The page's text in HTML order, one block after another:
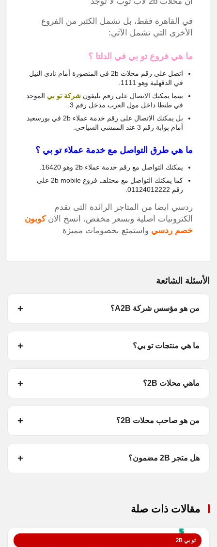
في القاهرة فقط، بل تشمل الكثير من الفروع
الأخرى التي تشمل الآتي:
ما هي فروع تو بي في الدلتا ؟
اتصل على رقم محلات 2b في المنصورة أمام نادي النيل
في الدقهلية وهو 1111.
بينما يمكنك الاتصال على رقم تليفون شركة تو بي الموحد
في طنطا داخل مول العرب مدخل رقم 3.
بل يمكنك الاتصال على رقم خدمة عملاء 2b في بورسعيد
أمام بوابة رقم 3 عند الممشى السياحي.
ما هي طرق التواصل مع خدمة عملاء تو بي ؟
يمكنك التواصل مع رقم خدمة عملاء 2b وهو 16420.
كما يمكنك التواصل مع مختلف فروع 2b mobile على
رقم 01124012222.
ردسي ايضا من المتاجر الرائدة التى تقدم
الكترونيات اصلية وبسعر مخفض، انسخ الانكوبون
خصم ردسي واستمتع بخصومات مميزة
الأسئلة الشائعة
من هو مؤسس شركة A2B؟
ما هي منتجات تو بي؟
ماهي محلات 2B؟
من هو صاحب محلات 2B؟
هل متجر 2B مضمون؟
مقالات ذات صلة
تو بي 2B